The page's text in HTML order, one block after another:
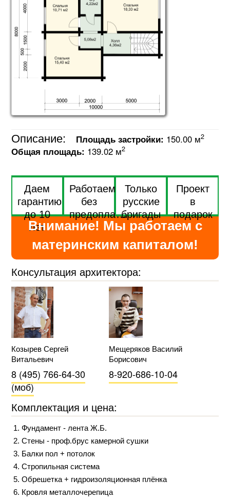
Описание: Площадь застройки: 150.00 м2
Общая площадь: 139.02 м2
Даем
гарантию
до 10
лет
Работаем
без
предоплаты
Только
русские
бригады
Проект
в
подарок
Внимание! Мы работаем с
материнским капиталом!
Консультация архитектора:
Козырев Сергей
Витальевич
8 (495) 766-64-30
(моб)
Мещеряков Василий
Борисович
8-920-686-10-04
Комплектация и цена:
Фундамент - лента Ж.Б.
Стены - проф.брус камерной сушки
Балки пол + потолок
Стропильная система
Обрешетка + гидроизоляционная плёнка
Кровля металлочерепица